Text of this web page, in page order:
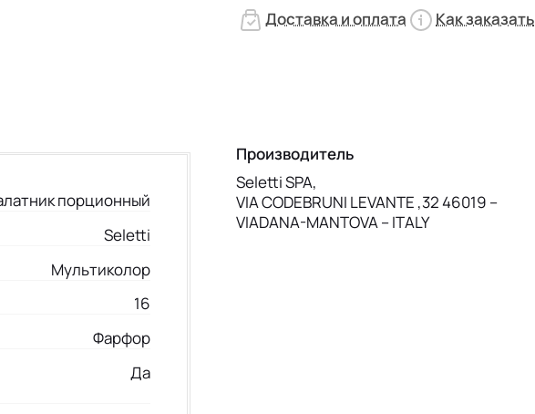
Доставка и оплата Как заказать
порционный
Seletti
Мультиколор
16
Фарфор
Да
Производитель
Seletti SPA,
VIA CODEBRUNI LEVANTE ,32 46019 –
VIADANA-MANTOVA – ITALY